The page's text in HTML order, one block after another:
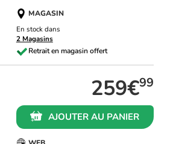
MAGASIN
En stock dans
2 Magasins
259€99
AJOUTER AU PANIER